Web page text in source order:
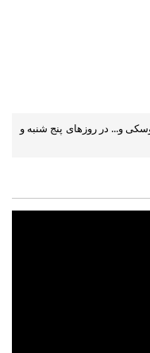
و... در روزهای پنج شنبه و